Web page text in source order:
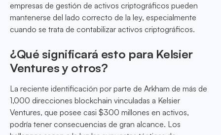
empresas de gestión de activos criptográficos pueden
mantenerse del lado correcto de la ley, especialmente
cuando se trata de contabilizar activos criptográficos.
¿Qué significará esto para Kelsier
Ventures y otros?
La reciente identificación por parte de Arkham de más de
1,000 direcciones blockchain vinculadas a Kelsier
Ventures, que posee casi $300 millones en activos,
podría tener consecuencias de gran alcance. Los